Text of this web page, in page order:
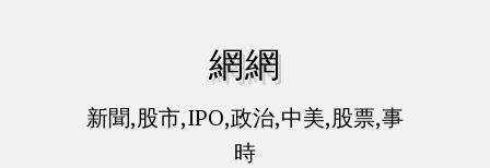
網網
新聞,股市,IPO,政治,中美,股票,事
時